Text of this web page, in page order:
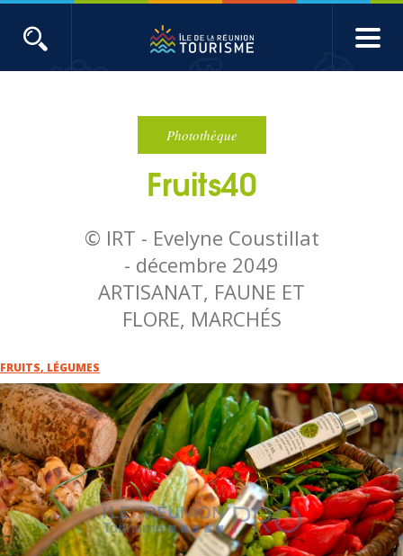
navigation
ACTUALITÉS
Produits touristiques
Etudes et indicateurs
Voyages de presse
VOUS
Pro. du tourisme
Organisateur de voyage
Photothèque
Fruits40
© IRT - Evelyne Coustillat
- décembre 2049
ARTISANAT, FAUNE ET
FLORE, MARCHÉS
FRUITS, LÉGUMES